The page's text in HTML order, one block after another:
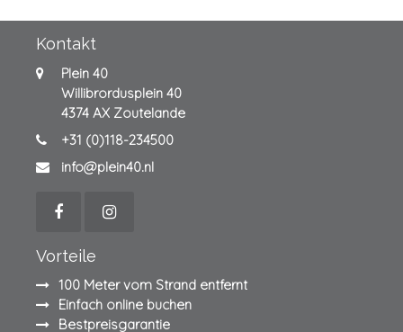
Kontakt
Plein 40
Willibrordusplein 40
4374 AX Zoutelande
+31 (0)118-234500
info@plein40.nl
Vorteile
100 Meter vom Strand entfernt
Einfach online buchen
Bestpreisgarantie